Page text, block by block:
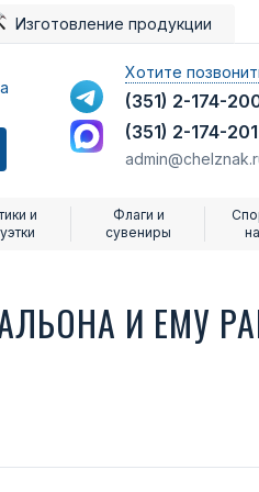
Изготовление продукции
Хотите
(351) 2-174-
(351) 2-174-201
и
Флаги и
сувениры
И ЕМУ